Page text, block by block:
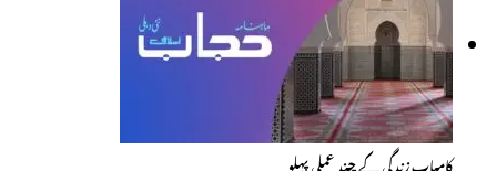
کامیاب زندگی کے چند عملی پہلو